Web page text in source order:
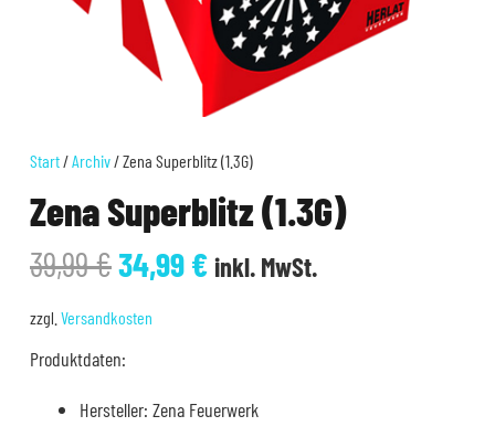
Start/Archiv/ Zena Superblitz (1.3G)
Zena Superblitz (1.3G)
39,99€Ursprünglicher
Preis
war:
39,99 €
34,99€Aktueller
inkl. MwSt.
zzgl. Versandkosten
Produktdaten:
Hersteller: Zena Feuerwerk